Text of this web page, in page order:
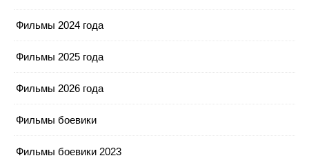
Фильмы 2024 года
Фильмы 2025 года
Фильмы 2026 года
Фильмы боевики
Фильмы боевики 2023